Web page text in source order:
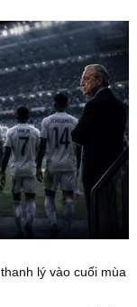
lý vào cuối mùa